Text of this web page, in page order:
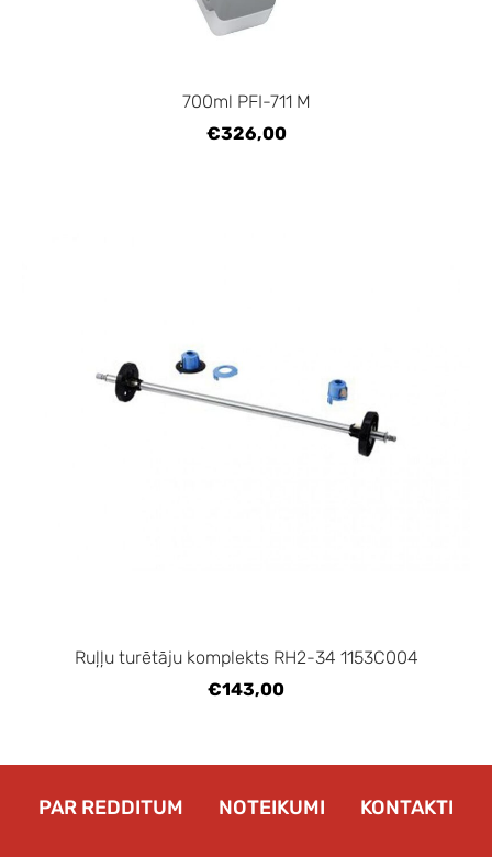
700ml PFI-711 M
€326,00
Ruļļu turētāju komplekts RH2-34 1153C004
€143,00
PAR REDDITUM NOTEIKUMI KONTAKTI